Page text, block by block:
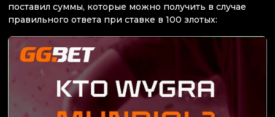
поставил суммы, которые можно получить в случае
правильного ответа при ставке в 100 злотых: